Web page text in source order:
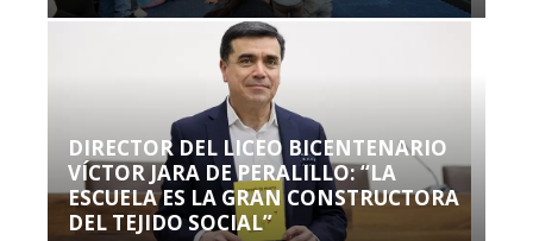
DIRECTOR DEL LICEO BICENTENARIO
VÍCTOR JARA DE PERALILLO: “LA
ESCUELA ES LA GRAN CONSTRUCTORA
DEL TEJIDO SOCIAL”